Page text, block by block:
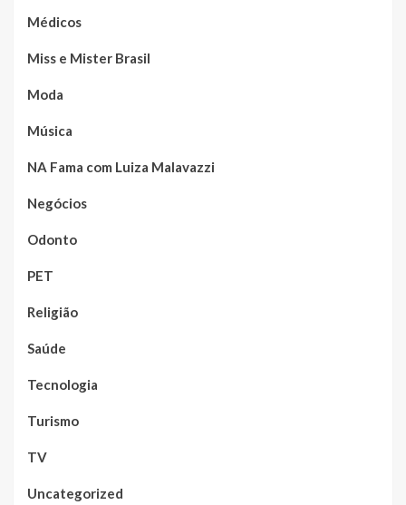
Médicos
Miss e Mister Brasil
Moda
Música
NA Fama com Luiza Malavazzi
Negócios
Odonto
PET
Religião
Saúde
Tecnologia
Turismo
TV
Uncategorized